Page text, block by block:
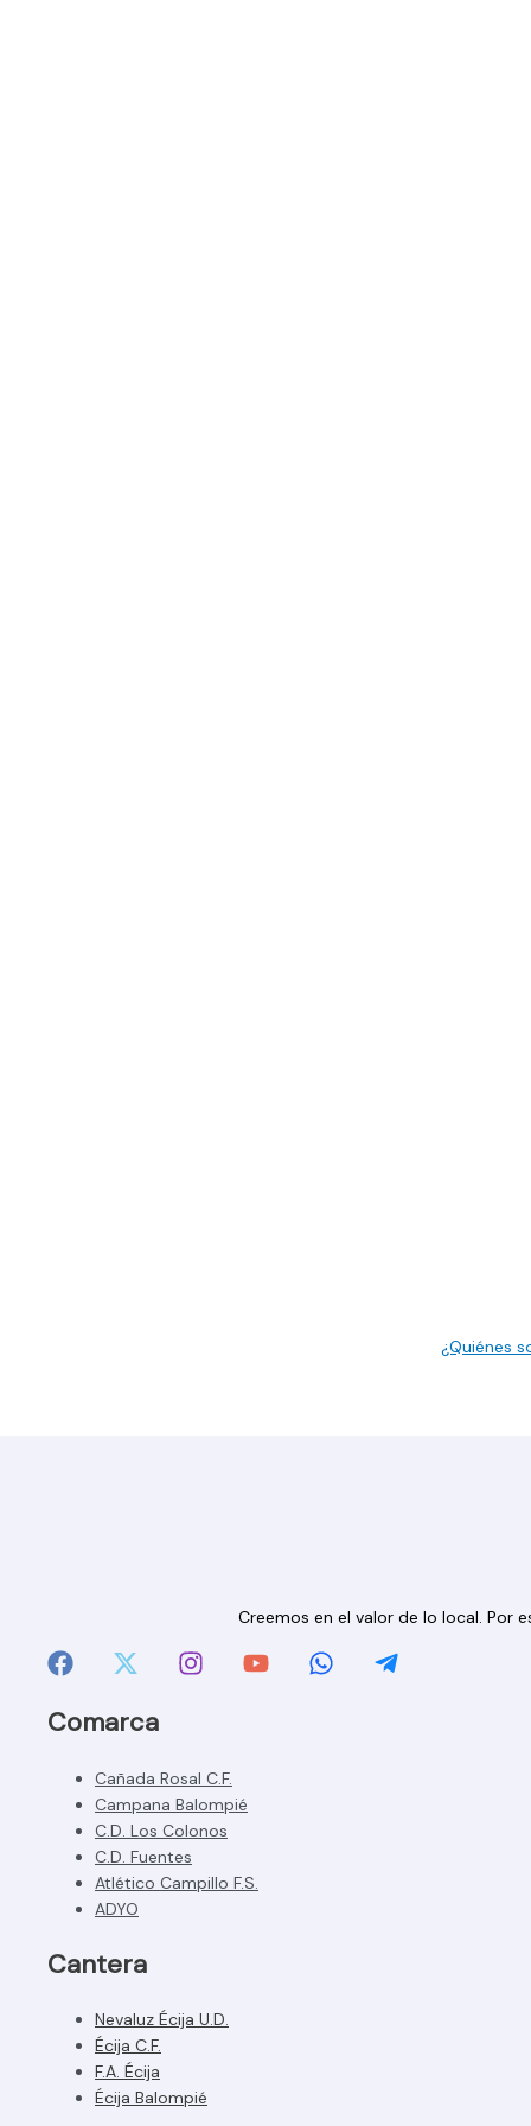
¿Quiénes
Creemos en el valor de lo local. Por
Comarca
Cañada Rosal C.F.
Campana Balompié
C.D. Los Colonos
C.D. Fuentes
Atlético Campillo F.S.
ADYO
Cantera
Nevaluz Écija U.D.
Écija C.F.
F.A. Écija
Écija Balompié